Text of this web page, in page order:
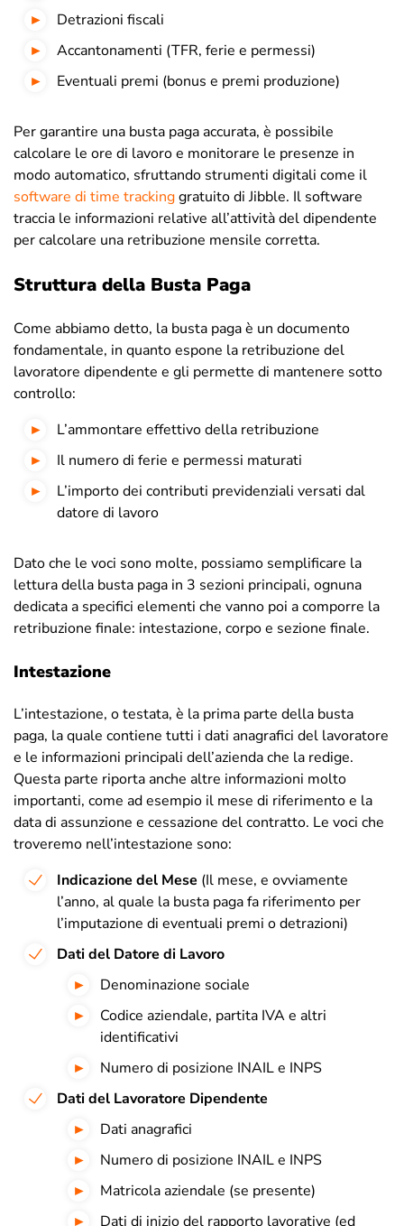
Detrazioni fiscali
Accantonamenti (TFR, ferie e permessi)
Eventuali premi (bonus e premi produzione)
Per garantire una busta paga accurata, è possibile
calcolare le ore di lavoro e monitorare le presenze in
modo automatico, sfruttando strumenti digitali come il
software di time trackinggratuito di Jibble. Il software
traccia le informazioni relative all’attività del dipendente
per calcolare una retribuzione mensile corretta.
Struttura della Busta Paga
Come abbiamo detto, la busta paga è un documento
fondamentale, in quanto espone la retribuzione del
lavoratore dipendente e gli permette di mantenere sotto
controllo:
L’ammontare effettivo della retribuzione
Il numero di ferie e permessi maturati
L’importo dei contributi previdenziali versati dal
datore di lavoro
Dato che le voci sono molte, possiamo semplificare la
lettura della busta paga in 3 sezioni principali, ognuna
dedicata a specifici elementi che vanno poi a comporre la
retribuzione finale: intestazione, corpo e sezione finale.
Intestazione
L’intestazione, o testata, è la prima parte della busta
paga, la quale contiene tutti i dati anagrafici del lavoratore
e le informazioni principali dell’azienda che la redige.
Questa parte riporta anche altre informazioni molto
importanti, come ad esempio il mese di riferimento e la
data di assunzione e cessazione del contratto. Le voci che
troveremo nell’intestazione sono:
Indicazione del Mese (Il mese, e ovviamente
l’anno, al quale la busta paga fa riferimento per
l’imputazione di eventuali premi o detrazioni)
Dati del Datore di Lavoro
Denominazione sociale
Codice aziendale, partita IVA e altri
identificativi
Numero di posizione INAIL e INPS
Dati del Lavoratore Dipendente
Dati anagrafici
Numero di posizione INAIL e INPS
Matricola aziendale (se presente)
Dati di inizio del rapporto lavorative (ed